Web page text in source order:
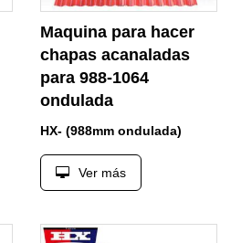
Maquina para hacer
chapas acanaladas
para 988-1064
ondulada
HX- (988mm ondulada)
Ver más